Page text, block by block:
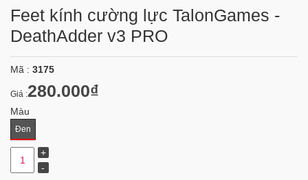
Feet kính cường lực TalonGames -
DeathAdder v3 PRO
Mã : 3175
Giá :280.000₫
Màu
Đen